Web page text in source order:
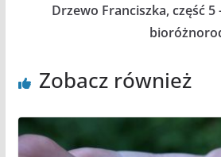
Drzewo Franciszka, część
Zobacz również